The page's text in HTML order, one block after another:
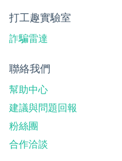
打工趣實驗室
詐騙雷達
聯絡我們
幫助中心
建議與問題回報
粉絲團
合作洽談